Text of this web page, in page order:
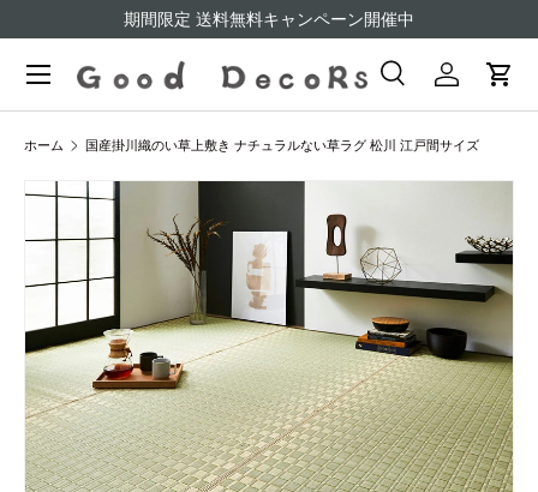
コンテンツへスキップ
期間限定 送料無料キャンペーン開催中
検索
検索 ログインカー
ホーム 国産掛川織のい草上敷き ナチュラルない草ラグ 松川 江戸間サイズ
商品情報にスキップ